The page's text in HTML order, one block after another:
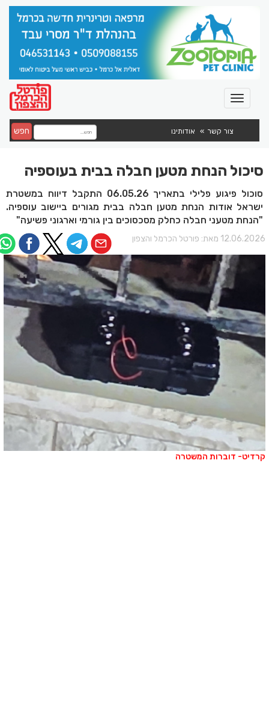
צור קשר אודותינו חפש
סיכול הנחת מטען חבלה בבית בעוספיה
סוכול פיגוע פלילי בתאריך 06.05.26 התקבל דיווח במשטרת
ישראל אודות הנחת מטען חבלה בבית מגורים ביישוב עוספיה.
"הנחת מטעני חבלה כחלק מסכסוכים בין גורמי וארגוני פשיעה"
מאת: פורטל הכרמל והצפון
דוברות המשטרה